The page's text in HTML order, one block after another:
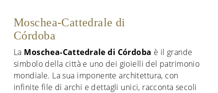
Moschea-Cattedrale di
Córdoba
La Moschea-Cattedrale di Córdoba è il grande
simbolo della città e uno dei gioielli del patrimonio
mondiale. La sua imponente architettura, con
infinite file di archi e dettagli unici, racconta secoli